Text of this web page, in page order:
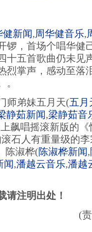
健新闻,周华健音乐,
锣，首场个唱华健
十五首歌曲仍未见
烈掌声，感动至落
。
弟妹五月天(五月
静茹新闻,梁静茹音
飙唱摇滚新版的
石人有重量级的
陈淑桦(陈淑桦新闻,
闻,潘越云音乐,潘越
注明出处！
(